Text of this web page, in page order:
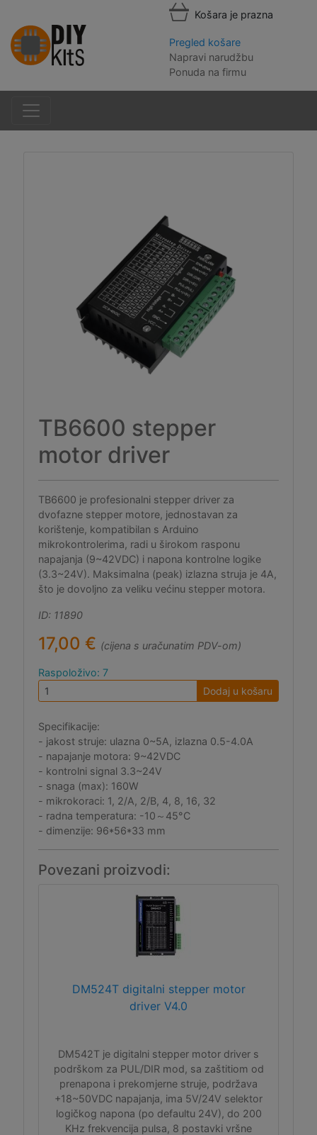
Košara je prazna
Pregled košare
Napravi narudžbu
Ponuda na firmu
TB6600 stepper
motor driver
TB6600 je profesionalni stepper driver za
dvofazne stepper motore, jednostavan za
korištenje, kompatibilan s Arduino
mikrokontrolerima, radi u širokom rasponu
napajanja (9~42VDC) i napona kontrolne logike
(3.3~24V). Maksimalna (peak) izlazna struja je 4A,
što je dovoljno za veliku većinu stepper motora.
ID: 11890
17,00 € (cijena s uračunatim PDV-om)
Raspoloživo: 7
Dodaj u košaru
Specifikacije:
- jakost struje: ulazna 0~5A, izlazna 0.5-4.0A
- napajanje motora: 9~42VDC
- kontrolni signal 3.3~24V
- snaga (max): 160W
- mikrokoraci: 1, 2/A, 2/B, 4, 8, 16, 32
- radna temperatura: -10～45°C
- dimenzije: 96*56*33 mm
Povezani proizvodi:
DM524T digitalni stepper motor
driver V4.0
DM542T je digitalni stepper motor driver s
podrškom za PUL/DIR mod, sa zaštitiom od
prenapona i prekomjerne struje, podržava
+18~50VDC napajanja, ima 5V/24V selektor
logičkog napona (po defaultu 24V), do 200
KHz frekvencija pulsa, 8 postavki vršne